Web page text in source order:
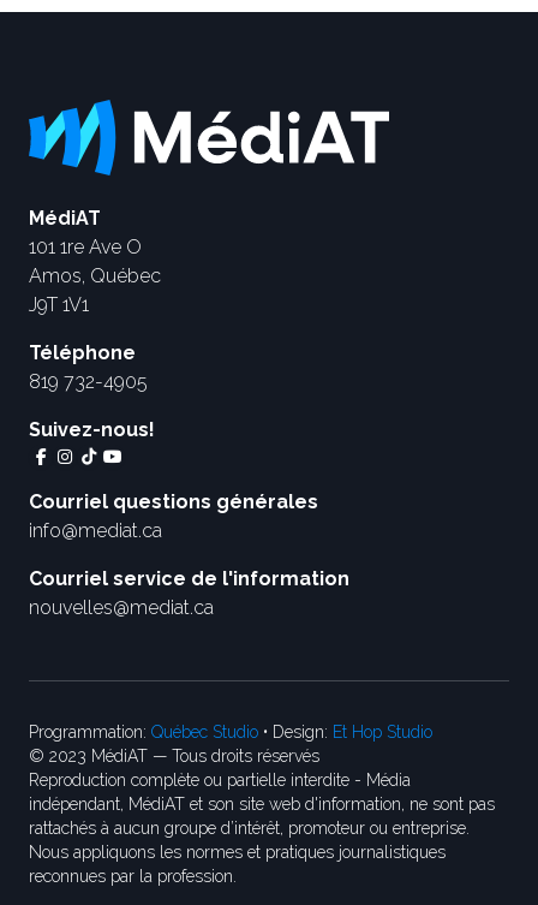
MédiAT
101 1re Ave O
Amos, Québec
J9T 1V1
Téléphone
819 732-4905
Suivez-nous!
Courriel questions générales
info@mediat.ca
Courriel service de l'information
nouvelles@mediat.ca
Programmation: Québec Studio • Design: Et Hop Studio
© 2023 MédiAT — Tous droits réservés
Reproduction complète ou partielle interdite - Média
indépendant, MédiAT et son site web d'information, ne sont pas
rattachés à aucun groupe d’intérêt, promoteur ou entreprise.
Nous appliquons les normes et pratiques journalistiques
reconnues par la profession.